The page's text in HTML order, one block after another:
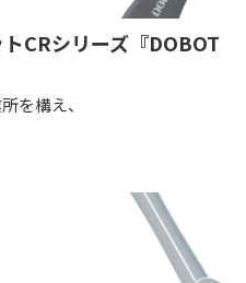
CRシリーズ『DOBOT
を構え、